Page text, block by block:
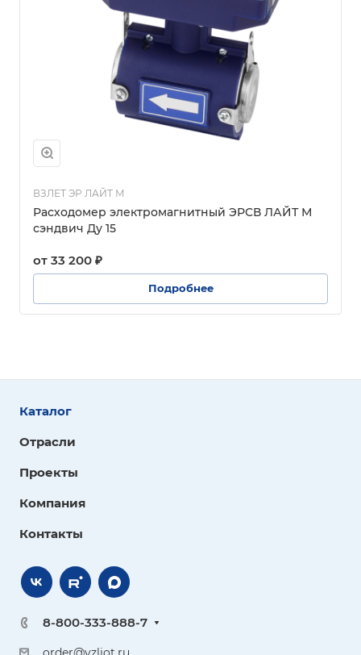
ВЗЛЕТ ЭР ЛАЙТ М
Расходомер электромагнитный ЭРСВ ЛАЙТ М
сэндвич Ду 15
от 33 200 ₽
Подробнее
Каталог
Отрасли
Проекты
Компания
Контакты
8-800-333-888-7